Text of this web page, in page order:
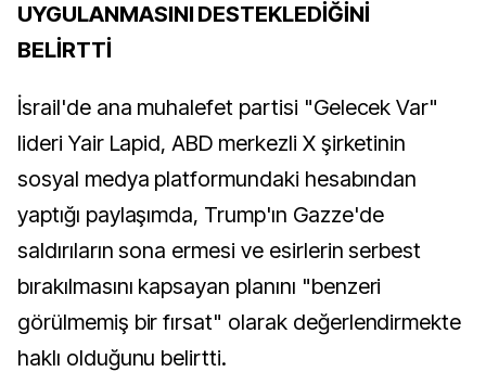
UYGULANMASINI DESTEKLEDİĞİNİ
BELİRTTİ
İsrail'de ana muhalefet partisi "Gelecek Var"
lideri Yair Lapid, ABD merkezli X şirketinin
sosyal medya platformundaki hesabından
yaptığı paylaşımda, Trump'ın Gazze'de
saldırıların sona ermesi ve esirlerin serbest
bırakılmasını kapsayan planını "benzeri
görülmemiş bir fırsat" olarak değerlendirmekte
haklı olduğunu belirtti.